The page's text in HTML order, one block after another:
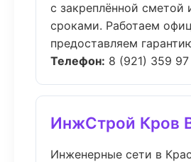
с закреплённой сметой
сроками. Работаем
предоставляем
Телефон: 8 (921) 359 97
ИнжСтрой Кров
Инженерные сети в